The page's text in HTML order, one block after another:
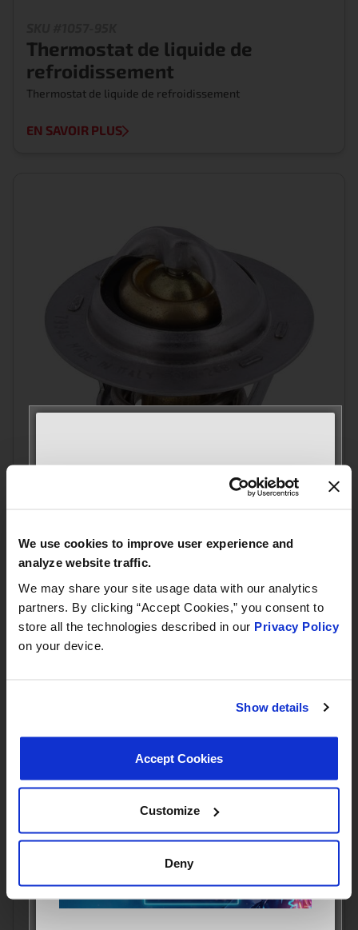
We use cookies to improve user experience and
analyze website traffic.
We may share your site usage data with our analytics
partners. By clicking “Accept Cookies,” you consent to
store all the technologies described in our Privacy Policy
on your device.
Show details
Accept Cookies
Customize
Deny
Thermostat de liquide de
refroidissement
Thermostat de liquide de refroidissement
EN SAVOIR PLUS
Thermostat de liquide de
refroidissement
EN SAVOIR PLUS
MEET WITH US AT
September 8–12, 2026
Book your meeting NOW
commercial conversation, a technical
partnership
we recommend booking early